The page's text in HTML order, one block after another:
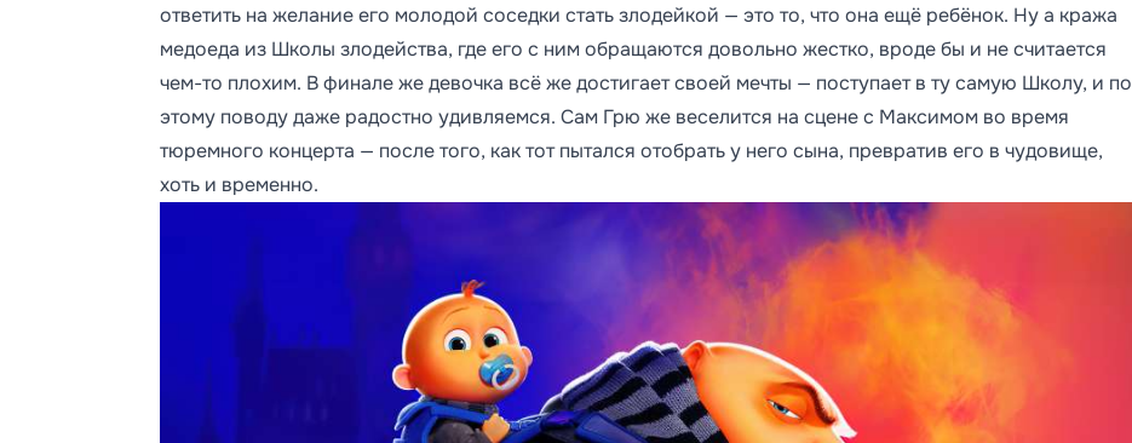
ответить на желание его молодой соседки стать злодейкой — это то, что она ещё ребёнок. Ну а кража
медоеда из Школы злодейства, где его с ним обращаются довольно жестко, вроде бы и не считается
чем-то плохим. В финале же девочка всё же достигает своей мечты — поступает в ту самую Школу, и по
этому поводу даже радостно удивляемся. Сам Грю же веселится на сцене с Максимом во время
тюремного концерта — после того, как тот пытался отобрать у него сына, превратив его в чудовище,
хоть и временно.